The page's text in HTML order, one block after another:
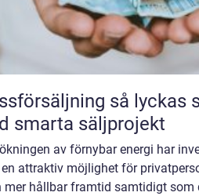
så lyckas skolklasser och lag
smarta säljprojekt
av förnybar energi har
attraktiv möjlighet för
mer hållbar framtid samtidigt som